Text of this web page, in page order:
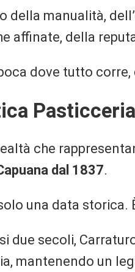
della manualità,
affinate, della
dove tutto
che
dal 1837.
una data storica.
due secoli,
mantenendo un